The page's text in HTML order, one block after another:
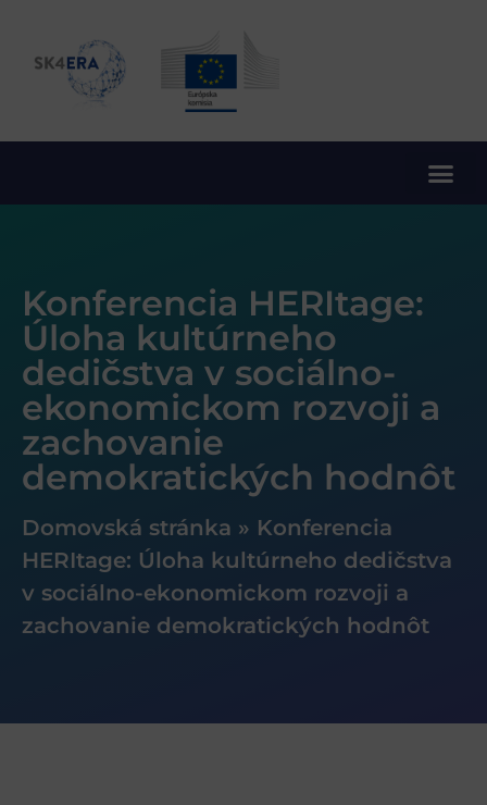
Konferencia HERItage:
Úloha kultúrneho
dedičstva v sociálno-
ekonomickom rozvoji a
zachovanie
demokratických hodnôt
Domovská stránka » Konferencia
HERItage: Úloha kultúrneho dedičstva
v sociálno-ekonomickom rozvoji a
zachovanie demokratických hodnôt